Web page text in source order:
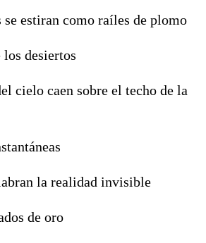
estiran como raíles de plomo
los desiertos
cielo caen sobre el techo de la
la realidad invisible
de oro